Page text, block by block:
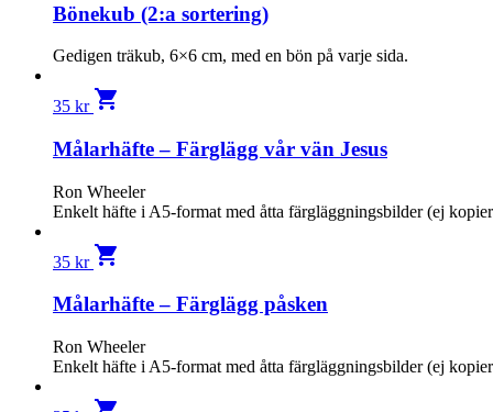
Bönekub (2:a sortering)
Gedigen träkub, 6×6 cm, med en bön på varje sida.
35 kr shopping_cart
Målarhäfte – Färglägg vår vän Jesus
Ron Wheeler
Enkelt häfte i A5-format med åtta färgläggningsbilder (ej
35 kr shopping_cart
Målarhäfte – Färglägg påsken
Ron Wheeler
Enkelt häfte i A5-format med åtta färgläggningsbilder (ej